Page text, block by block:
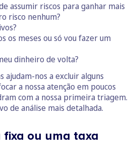
assumir riscos para ganhar mais
risco nenhum?
os meses ou só vou fazer um
dinheiro de volta?
ajudam-nos a excluir alguns
a nossa atenção em poucos
com a nossa primeira triagem.
de análise mais detalhada.
ou uma taxa